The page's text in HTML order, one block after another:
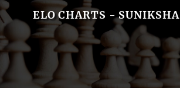
ELO CHARTS - SUNIKSHA